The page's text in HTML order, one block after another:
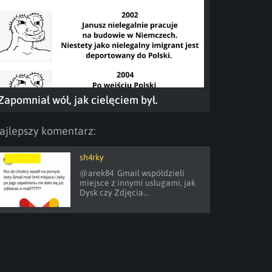
wół, jak cielęciem był.
komentarz:
sh4rky
@arek84  Gmail współdzieli
miejsce z innymi usługami, jak
Dysk czy Zdjęcia...